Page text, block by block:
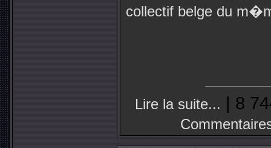
collectif belge du
Lire la suite... | 8